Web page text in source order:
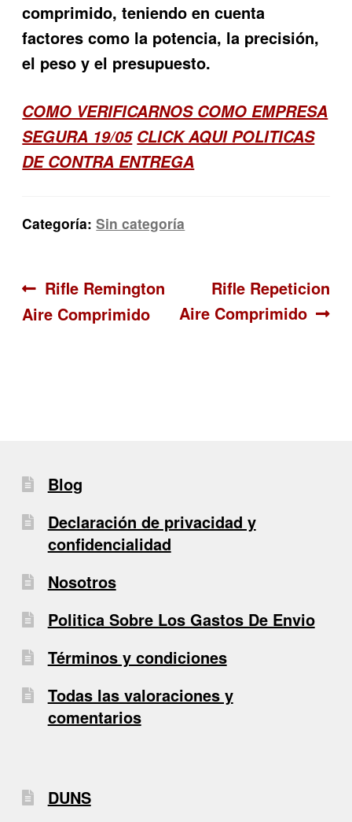
comprimido, teniendo en cuenta
factores como la potencia, la precisión,
el peso y el presupuesto.
COMO VERIFICARNOS COMO EMPRESA
SEGURA 19/05 CLICK AQUI POLITICAS
DE CONTRA ENTREGA
Categoría:Sin categoría
Navegación
de
Anterior:
Rifle Remington
Aire Comprimido
Siguiente:
Rifle Repeticion
Aire Comprimido
Blog
Declaración de privacidad y
confidencialidad
Nosotros
Politica Sobre Los Gastos De Envio
Términos y condiciones
Todas las valoraciones y
comentarios
DUNS